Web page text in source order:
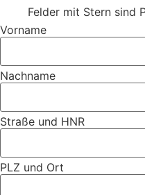
Felder mit Stern sind
Vorname
Nachname
Straße und HNR
PLZ und Ort